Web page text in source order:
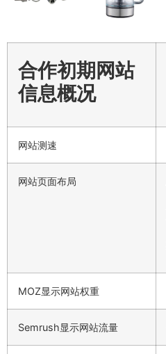
合作初期网站
信息概况
网站测速
网站页面布局
MOZ显示网站权重
Semrush显示网站流量